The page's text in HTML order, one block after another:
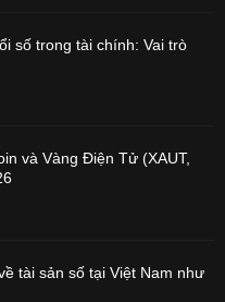
số trong tài chính: Vai trò
và Vàng Điện Tử (XAUT,
tài sản số tại Việt Nam như